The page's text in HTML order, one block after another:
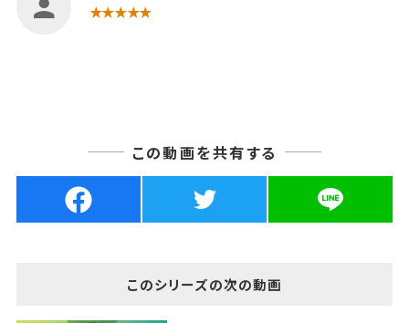
★★★★★
この動画を共有する
このシリーズの次の動画